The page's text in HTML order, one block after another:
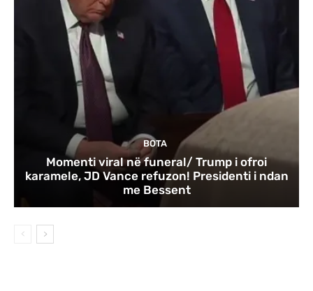
BOTA
Momenti viral në funeral/ Trump i ofroi
karamele, JD Vance refuzon! Presidenti i ndan
me Bessent